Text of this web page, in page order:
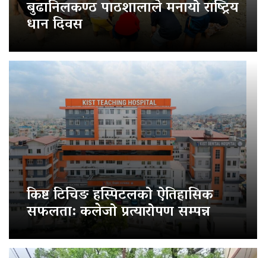
बुढानिलकण्ठ पाठशालाले मनायो राष्ट्रिय
धान दिवस
किष्ट टिचिङ हस्पिटलको ऐतिहासिक
सफलता: कलेजो प्रत्यारोपण सम्पन्न